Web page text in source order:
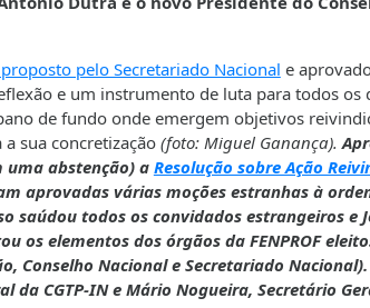
pelo Secretariado Nacional e
e um instrumento de luta para todos os
de fundo onde emergem objetivos
sua concretização(foto: Miguel Ganança).
uma abstenção) a Resolução sobre Ação
aprovadas várias moções estranhas à
saúdou todos os convidados estrangeiros e
os elementos dos órgãos da FENPROF
Conselho Nacional e Secretariado
da CGTP-IN e Mário Nogueira, Secretário